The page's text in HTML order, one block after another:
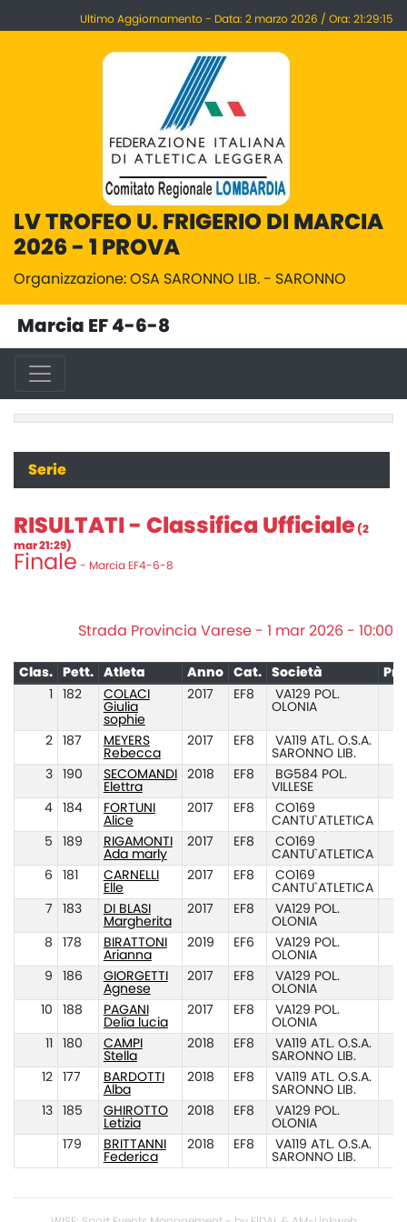
Ultimo Aggiornamento - Data: 2 marzo 2026 / Ora: 21:29:15
LV TROFEO U. FRIGERIO DI MARCIA
2026 - 1 PROVA
Organizzazione: OSA SARONNO LIB. - SARONNO
Marcia EF 4-6-8
Serie
RISULTATI - Classifica Ufficiale (2
mar 21:29)
Finale - Marcia EF4-6-8
Strada Provincia Varese - 1 mar 2026 - 10:00
Clas. Pett. Atleta Anno Cat. Società
182
COLACI
Giulia
sophie
2017 EF8
VA129 POL.
OLONIA
2 187
MEYERS
Rebecca
2017 EF8
VA119 ATL. O.S.A.
SARONNO LIB.
3
190
SECOMANDI
Elettra
2018 EF8
BG584 POL.
VILLESE
4
184
FORTUNI
Alice
2017 EF8
CO169
CANTU`ATLETICA
5
189
RIGAMONTI
Ada marly
2017 EF8
CO169
CANTU`ATLETICA
6
181
CARNELLI
Elle
2017 EF8
CO169
CANTU`ATLETICA
7
183
DI BLASI
Margherita
2017 EF8
VA129 POL.
OLONIA
8
178
BIRATTONI
Arianna
2019 EF6
VA129 POL.
OLONIA
9
186
GIORGETTI
Agnese
2017 EF8
VA129 POL.
OLONIA
10
188
PAGANI
Delia lucia
2017 EF8
VA129 POL.
OLONIA
180
CAMPI
Stella
2018 EF8
VA119 ATL. O.S.A.
SARONNO LIB.
12
177
BARDOTTI
Alba
2018 EF8
VA119 ATL. O.S.A.
SARONNO LIB.
13
185
GHIROTTO
Letizia
2018 EF8
VA129 POL.
OLONIA
179
BRITTANNI
Federica
2018 EF8
VA119 ATL. O.S.A.
SARONNO LIB.